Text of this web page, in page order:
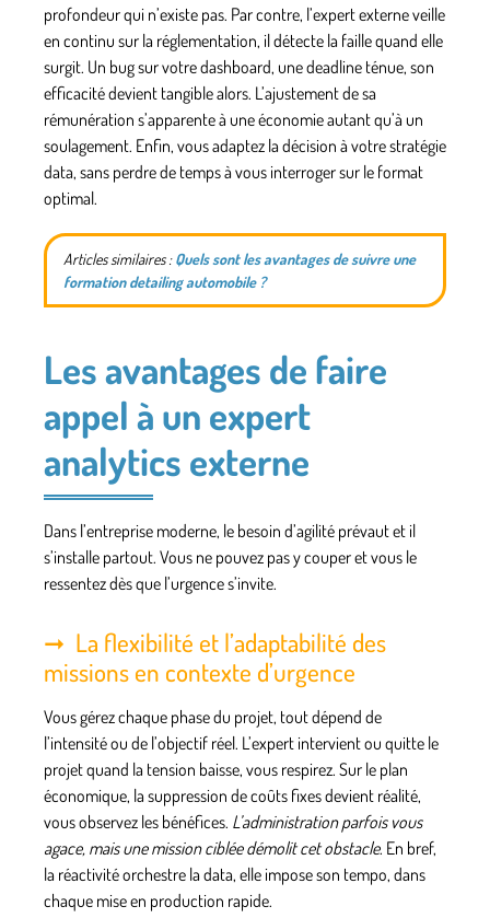
profondeur qui n’existe pas. Par contre, l’expert externe veille
en continu sur la réglementation, il détecte la faille quand elle
surgit. Un bug sur votre dashboard, une deadline ténue, son
efficacité devient tangible alors. L’ajustement de sa
rémunération s’apparente à une économie autant qu’à un
soulagement. Enfin, vous adaptez la décision à votre stratégie
data, sans perdre de temps à vous interroger sur le format
optimal.
Articles similaires :Quels sont les avantages de suivre une
formation detailing automobile ?
Les avantages de faire
appel à un expert
analytics externe
Dans l’entreprise moderne, le besoin d’agilité prévaut et il
s’installe partout. Vous ne pouvez pas y couper et vous le
ressentez dès que l’urgence s’invite.
La flexibilité et l’adaptabilité des
missions en contexte d’urgence
Vous gérez chaque phase du projet, tout dépend de
l’intensité ou de l’objectif réel. L’expert intervient ou quitte le
projet quand la tension baisse, vous respirez. Sur le plan
économique, la suppression de coûts fixes devient réalité,
vous observez les bénéfices. L’administration parfois vous
agace, mais une mission ciblée démolit cet obstacle. En bref,
la réactivité orchestre la data, elle impose son tempo, dans
chaque mise en production rapide.